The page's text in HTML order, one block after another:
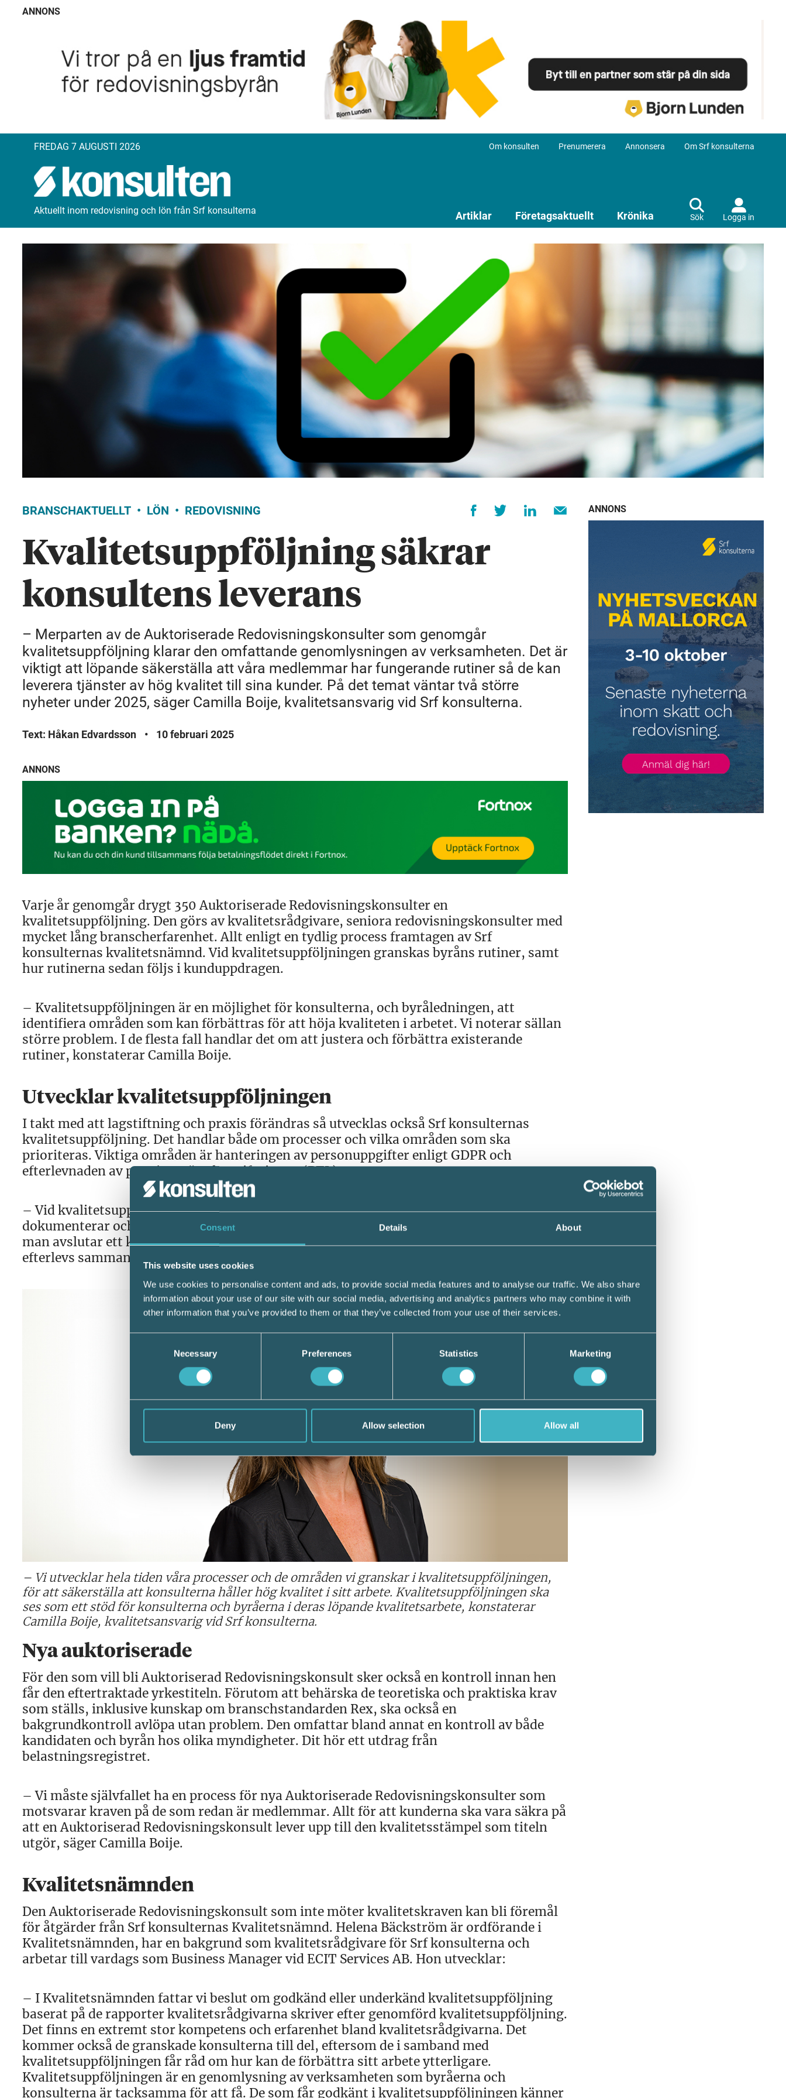
Consent Details About
This website uses cookies
We use cookies to personalise content and ads, to provide social media features and to analyse our traffic. We also share
information about your use of our site with our social media, advertising and analytics partners who may combine it with
other information that you’ve provided to them or that they’ve collected from your use of their services.
Necessary Preferences Statistics Marketing
Deny Allow selection Allow all
ANNONS
FREDAG 7 AUGUSTI 2026 Om konsulten Prenumerera Annonsera Om Srf konsulterna
Aktuellt inom redovisning och lön från Srf konsulterna Artiklar Företagsaktuellt Krönika Sök Logga in
BRANSCHAKTUELLT LÖN REDOVISNING
Kvalitetsuppföljning säkrar
konsultens leverans
– Merparten av de Auktoriserade Redovisningskonsulter som genomgår
kvalitetsuppföljning klarar den omfattande genomlysningen av verksamheten. Det är
viktigt att löpande säkerställa att våra medlemmar har fungerande rutiner så de kan
leverera tjänster av hög kvalitet till sina kunder. På det temat väntar två större
nyheter under 2025, säger Camilla Boije, kvalitetsansvarig vid Srf konsulterna.
Text: Håkan Edvardsson • 10 februari 2025
ANNONS
Varje år genomgår drygt 350 Auktoriserade Redovisningskonsulter en
kvalitetsuppföljning. Den görs av kvalitetsrådgivare, seniora redovisningskonsulter med
mycket lång branscherfarenhet. Allt enligt en tydlig process framtagen av Srf
konsulternas kvalitetsnämnd. Vid kvalitetsuppföljningen granskas byråns rutiner, samt
hur rutinerna sedan följs i kunduppdragen.
– Kvalitetsuppföljningen är en möjlighet för konsulterna, och byråledningen, att
identifiera områden som kan förbättras för att höja kvaliteten i arbetet. Vi noterar sällan
större problem. I de flesta fall handlar det om att justera och förbättra existerande
rutiner, konstaterar Camilla Boije.
Utvecklar kvalitetsuppföljningen
I takt med att lagstiftning och praxis förändras så utvecklas också Srf konsulternas
kvalitetsuppföljning. Det handlar både om processer och vilka områden som ska
prioriteras. Viktiga områden är hanteringen av personuppgifter enligt GDPR och
efterlevnaden av penningtvättslagstiftningen (PTL).
– Vid kvalitetsuppföljningen går vi igenom allt från hur man antar en kund,
dokumenterar och överlämnar utfört kundarbete och följer tillämpliga lagar – till hur
man avslutar ett kunduppdrag. Vi säkerställer också att Srf konsulternas etiska regler
efterlevs sammanfattar Camilla Boije.
– Vi utvecklar hela tiden våra processer och de områden vi granskar i kvalitetsuppföljningen,
för att säkerställa att konsulterna håller hög kvalitet i sitt arbete. Kvalitetsuppföljningen ska
ses som ett stöd för konsulterna och byråerna i deras löpande kvalitetsarbete, konstaterar
Camilla Boije, kvalitetsansvarig vid Srf konsulterna.
Nya auktoriserade
För den som vill bli Auktoriserad Redovisningskonsult sker också en kontroll innan hen
får den eftertraktade yrkestiteln. Förutom att behärska de teoretiska och praktiska krav
som ställs, inklusive kunskap om branschstandarden Rex, ska också en
bakgrundkontroll avlöpa utan problem. Den omfattar bland annat en kontroll av både
kandidaten och byrån hos olika myndigheter. Dit hör ett utdrag från
belastningsregistret.
– Vi måste självfallet ha en process för nya Auktoriserade Redovisningskonsulter som
motsvarar kraven på de som redan är medlemmar. Allt för att kunderna ska vara säkra på
att en Auktoriserad Redovisningskonsult lever upp till den kvalitetsstämpel som titeln
utgör, säger Camilla Boije.
Kvalitetsnämnden
Den Auktoriserade Redovisningskonsult som inte möter kvalitetskraven kan bli föremål
för åtgärder från Srf konsulternas Kvalitetsnämnd. Helena Bäckström är ordförande i
Kvalitetsnämnden, har en bakgrund som kvalitetsrådgivare för Srf konsulterna och
arbetar till vardags som Business Manager vid ECIT Services AB. Hon utvecklar:
– I Kvalitetsnämnden fattar vi beslut om godkänd eller underkänd kvalitetsuppföljning
baserat på de rapporter kvalitetsrådgivarna skriver efter genomförd kvalitetsuppföljning.
Det finns en extremt stor kompetens och erfarenhet bland kvalitetsrådgivarna. Det
kommer också de granskade konsulterna till del, eftersom de i samband med
kvalitetsuppföljningen får råd om hur kan de förbättra sitt arbete ytterligare.
Kvalitetsuppföljningen är en genomlysning av verksamheten som byråerna och
konsulterna är tacksamma för att få. De som får godkänt i kvalitetsuppföljningen känner
ANNONS